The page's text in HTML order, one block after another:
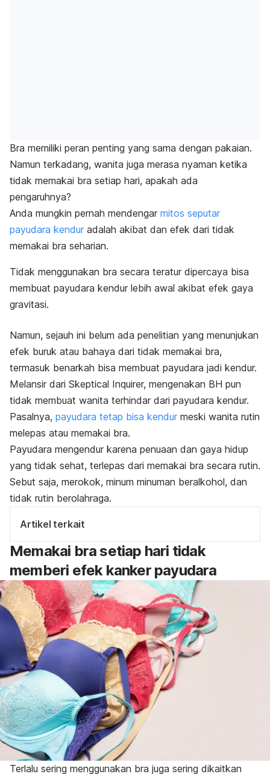
Bra memiliki peran penting yang sama dengan pakaian.
Namun terkadang, wanita juga merasa nyaman ketika
tidak memakai bra setiap hari, apakah ada
pengaruhnya?
Anda mungkin pernah mendengar mitos seputar
payudara kendur adalah akibat dan efek dari tidak
memakai bra seharian.
Tidak menggunakan bra secara teratur dipercaya bisa
membuat payudara kendur lebih awal akibat efek gaya
gravitasi.
Namun, sejauh ini belum ada penelitian yang menunjukan
efek buruk atau bahaya dari tidak memakai bra,
termasuk benarkah bisa membuat payudara jadi kendur.
Melansir dari Skeptical Inquirer, mengenakan BH pun
tidak membuat wanita terhindar dari payudara kendur.
Pasalnya, payudara tetap bisa kendur meski wanita rutin
melepas atau memakai bra.
Payudara mengendur karena penuaan dan gaya hidup
yang tidak sehat, terlepas dari memakai bra secara rutin.
Sebut saja, merokok, minum minuman beralkohol, dan
tidak rutin berolahraga.
Artikel terkait
Memakai bra setiap hari tidak
memberi efek kanker payudara
Terlalu sering menggunakan bra juga sering dikaitkan